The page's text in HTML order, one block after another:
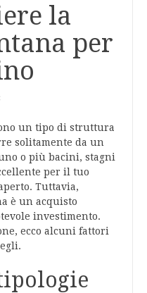
la
per
un tipo di struttura
solitamente da un
o più bacini, stagni
per il tuo
Tuttavia,
è un acquisto
investimento.
ecco alcuni fattori